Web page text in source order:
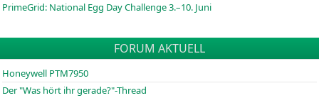
PrimeGrid: National Egg Day Challenge 3.–10. Juni
FORUM AKTUELL
Honeywell PTM7950
Der "Was hört ihr gerade?"-Thread